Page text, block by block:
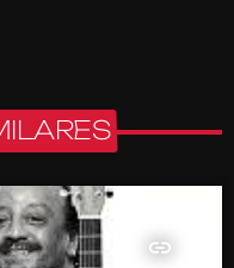
insert_link